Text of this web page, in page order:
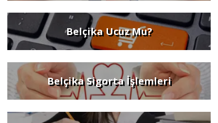
Belçika Ucuz Mu?
Belçika Sigorta İşlemleri